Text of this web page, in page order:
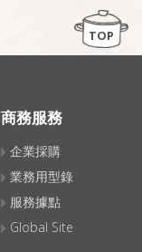
TOP
商務服務
企業採購
業務用型錄
服務據點
Global Site